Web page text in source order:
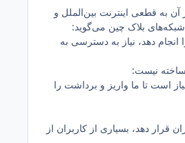
به قطعی اینترنت بین‌الملل و
شبکه‌های بلاک چین می‌گوید:
دهد، نیاز به دسترسی به
ساخته نیست:
است تا ما واریز و برداشت را
قرار دهد، بسیاری از کاربران از